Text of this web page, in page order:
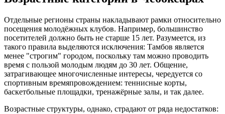
Отдельные регионы страны накладывают рамки относительно
посещения молодёжных клубов. Например, большинство
посетителей должно быть не старше 15 лет. Разумеется, из
такого правила выделяются исключения: Тамбов является
менее "строгим" городом, поскольку там можно проводить
время с пользой молодым людям до 30 лет. Общение,
затрагивающее многочисленные интересы, чередуется со
спортивным времяпровождением: теннисные корты,
баскетбольные площадки, тренажёрные залы, и так далее.
Возрастные структуры, однако, страдают от ряда недостатков: